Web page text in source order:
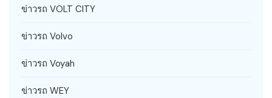
ข่าวรถ VOLT CITY
ข่าวรถ Volvo
ข่าวรถ Voyah
ข่าวรถ WEY